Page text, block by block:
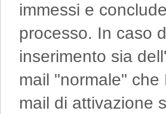
immessi e
processo. In caso
inserimento sia
mail "normale" che
mail di attivazione